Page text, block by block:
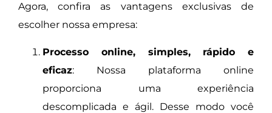
Agora, confira as vantagens exclusivas de
escolher nossa empresa:
Processo online, simples, rápido e
eficaz: Nossa plataforma online
proporciona uma experiência
descomplicada e ágil. Desse modo você